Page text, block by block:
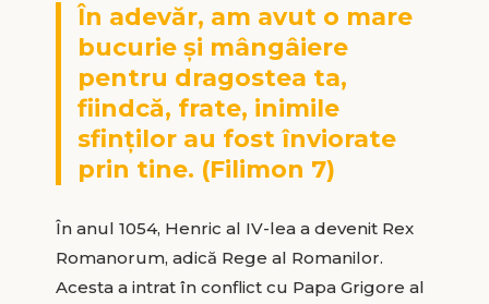
În adevăr, am avut o mare
bucurie şi mângâiere
pentru dragostea ta,
fiindcă, frate, inimile
sfinţilor au fost înviorate
prin tine. (Filimon 7)
În anul 1054, Henric al IV-lea a devenit Rex
Romanorum, adică Rege al Romanilor.
Acesta a intrat în conflict cu Papa Grigore al